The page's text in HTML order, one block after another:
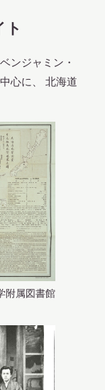
ンジャミン・
心に、 北海道
附属図書館